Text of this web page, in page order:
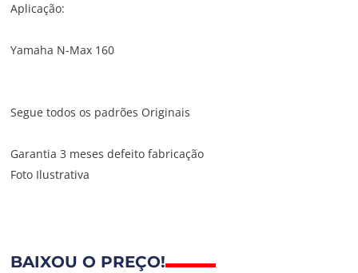
Aplicação:
Yamaha N-Max 160
Segue todos os padrões Originais
Garantia 3 meses defeito fabricação
Foto Ilustrativa
BAIXOU O PREÇO!